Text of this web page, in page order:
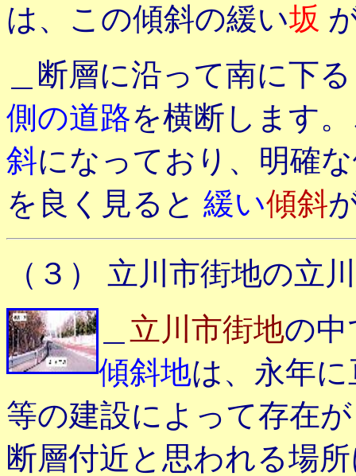
は、この傾斜の緩い坂
＿断層に沿って南に下
側の道路を横断します
斜になっており、明確
を 良く見ると 緩い傾斜
（３） 立川市街地の立
立川市街地の中
傾斜地は、永年
等の建設によって存在が
断層付近と思われる場